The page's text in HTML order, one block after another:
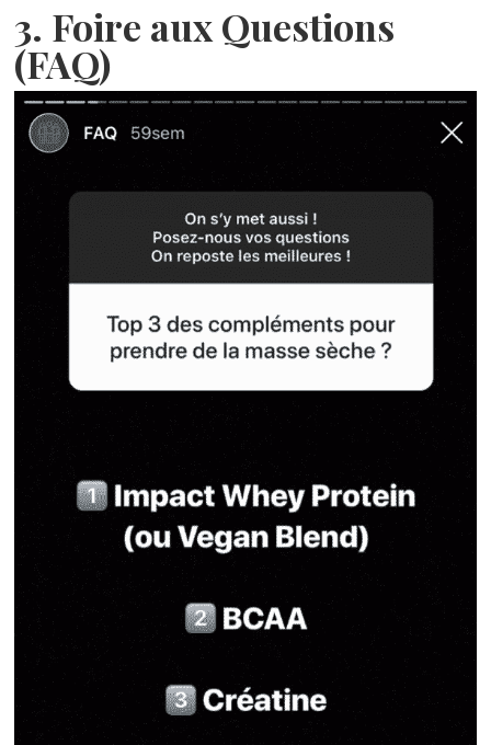
3. Foire aux Questions
(FAQ)